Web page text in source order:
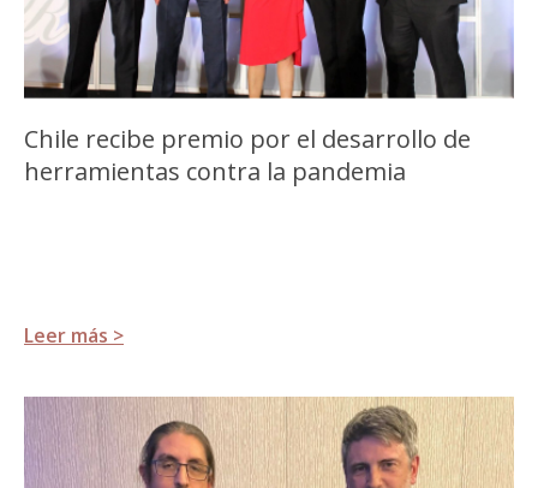
Chile recibe premio por el desarrollo de
herramientas contra la pandemia
Leer más >